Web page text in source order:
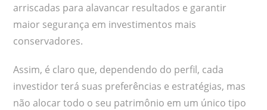
arriscadas para alavancar resultados e garantir
maior segurança em investimentos mais
conservadores.
Assim, é claro que, dependendo do perfil, cada
investidor terá suas preferências e estratégias, mas
não alocar todo o seu patrimônio em um único tipo